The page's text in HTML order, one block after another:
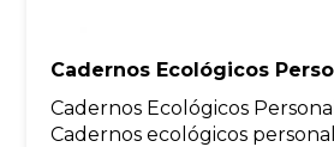
Cadernos Ecológicos
Cadernos Ecológicos
Cadernos ecológicos